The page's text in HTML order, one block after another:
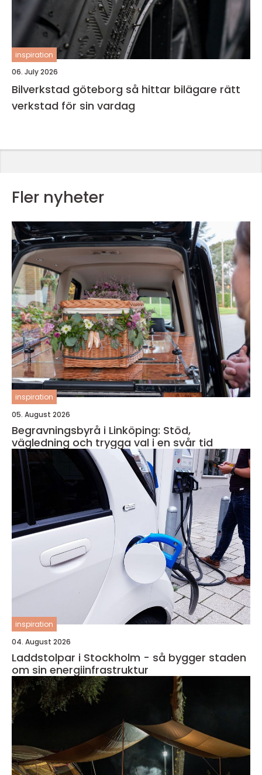
inspiration
06. July 2026
Bilverkstad göteborg så hittar bilägare rätt
verkstad för sin vardag
Fler nyheter
inspiration
05. August 2026
Begravningsbyrå i Linköping: Stöd,
vägledning och trygga val i en svår tid
inspiration
04. August 2026
Laddstolpar i Stockholm - så bygger staden
om sin energiinfrastruktur